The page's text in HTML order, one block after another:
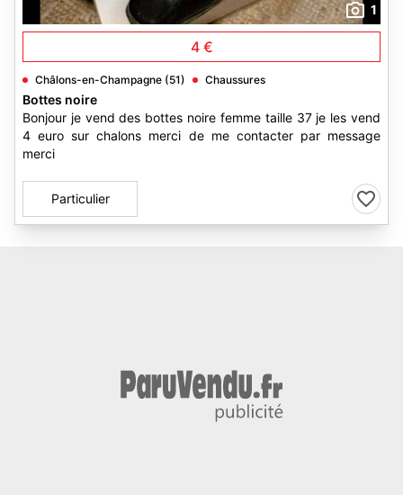
1
4 €
Châlons-en-Champagne (51) Chaussures
Bottes noire
Bonjour je vend des bottes noire femme taille 37 je les vend
4 euro sur chalons merci de me contacter par message
merci
Particulier